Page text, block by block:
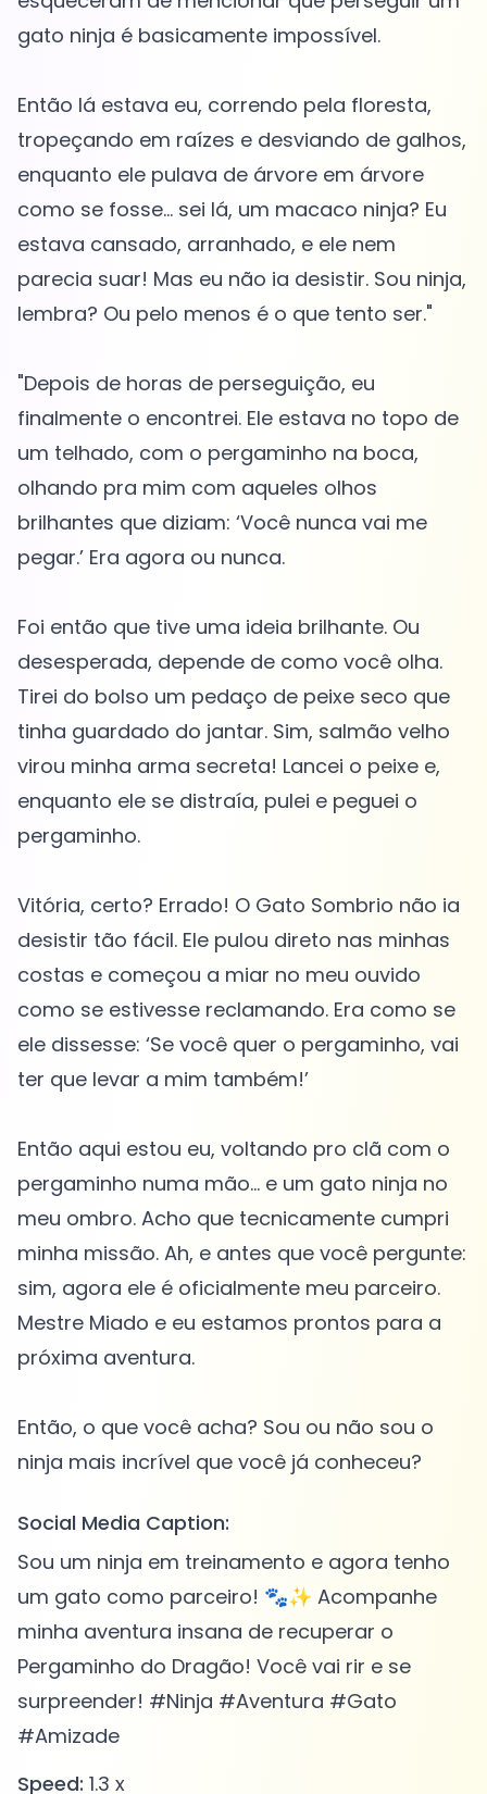
gato ninja é basicamente impossível.
Então lá estava eu, correndo pela floresta,
tropeçando em raízes e desviando de galhos,
enquanto ele pulava de árvore em árvore
como se fosse... sei lá, um macaco ninja? Eu
estava cansado, arranhado, e ele nem
parecia suar! Mas eu não ia desistir. Sou ninja,
lembra? Ou pelo menos é o que tento ser."
"Depois de horas de perseguição, eu
finalmente o encontrei. Ele estava no topo de
um telhado, com o pergaminho na boca,
olhando pra mim com aqueles olhos
brilhantes que diziam: ‘Você nunca vai me
pegar.’ Era agora ou nunca.
Foi então que tive uma ideia brilhante. Ou
desesperada, depende de como você olha.
Tirei do bolso um pedaço de peixe seco que
tinha guardado do jantar. Sim, salmão velho
virou minha arma secreta! Lancei o peixe e,
enquanto ele se distraía, pulei e peguei o
pergaminho.
Vitória, certo? Errado! O Gato Sombrio não ia
desistir tão fácil. Ele pulou direto nas minhas
costas e começou a miar no meu ouvido
como se estivesse reclamando. Era como se
ele dissesse: ‘Se você quer o pergaminho, vai
ter que levar a mim também!’
Então aqui estou eu, voltando pro clã com o
pergaminho numa mão... e um gato ninja no
meu ombro. Acho que tecnicamente cumpri
minha missão. Ah, e antes que você pergunte:
sim, agora ele é oficialmente meu parceiro.
Mestre Miado e eu estamos prontos para a
próxima aventura.
Então, o que você acha? Sou ou não sou o
Social Media Caption:
Sou um ninja em treinamento e agora tenho
um gato como parceiro! 🐾✨ Acompanhe
minha aventura insana de recuperar o
Pergaminho do Dragão! Você vai rir e se
surpreender! #Ninja #Aventura #Gato
#Amizade
Speed: 1.3 x